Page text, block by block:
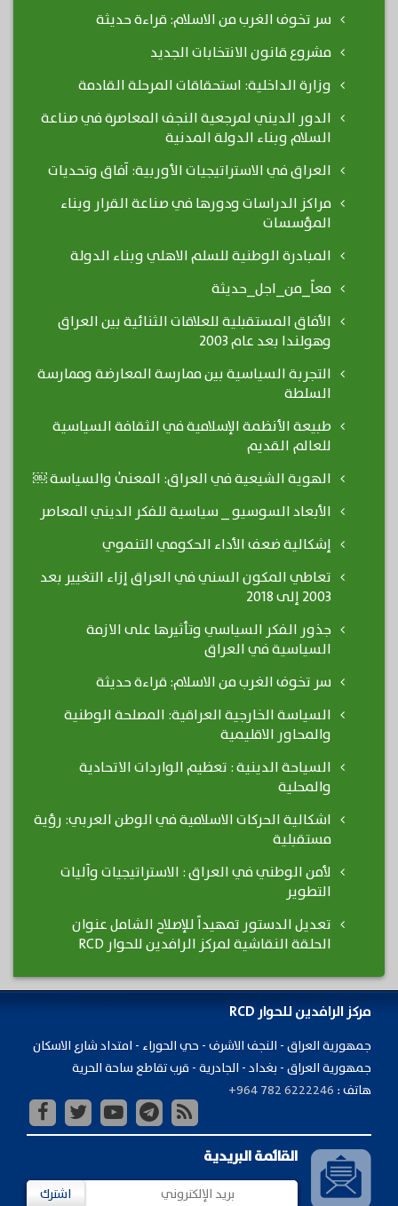
سر تخوف الغرب من الاسلام: قراءة حديثة
مشروع قانون الانتخابات الجديد
وزارة الداخلية: استحقاقات المرحلة القادمة
الدور الديني لمرجعية النجف المعاصرة في صناعة
السلام وبناء الدولة المدنية
العراق في الاستراتيجيات الأوربية: آفاق وتحديات
مراكز الدراسات ودورها في صناعة القرار وبناء
المؤسسات
المبادرة الوطنية للسلم الاهلي وبناء الدولة
معاً_من_اجل_حديثة
الأفاق المستقبلية للعلاقات الثنائية بين العراق
وهولندا بعد عام 2003
التجربة السياسية بين ممارسة المعارضة وممارسة
السلطة
طبيعة الأنظمة الإسلامية في الثقافة السياسية
للعالم القديم
الهوية الشيعية في العراق: المعنىٰ والسياسة ￼
الأبعاد السوسيو _ سياسية للفكر الديني المعاصر
إشكالية ضعف الأداء الحكومي التنموي
تعاطي المكون السني في العراق إزاء التغيير بعد
2003 إلى 2018
جذور الفكر السياسي وتأثيرها على الازمة
السياسية في العراق
سر تخوف الغرب من الاسلام: قراءة حديثة
السياسة الخارجية العراقية: المصلحة الوطنية
والمحاور الاقليمية
السياحة الدينية : تعظيم الواردات الاتحادية
والمحلية
اشكالية الحركات الاسلامية في الوطن العربي: رؤية
مستقبلية
لأمن الوطني في العراق : الاستراتيجيات وآليات
التطوير
تعديل الدستور تمهيداً للإصلاح الشامل عنوان
الحلقة النقاشية لمركز الرافدين للحوار RCD
مركز الرافدين للحوار RCD
جمهورية ​العراق - النجف الاشرف - حي الحوراء - امتداد شارع الاسكان
جمهورية العراق - بغداد - الجادرية - قرب تقاطع ساحة الحرية
هاتف : +964 782 6222246
القائمة البريدية
اشترك